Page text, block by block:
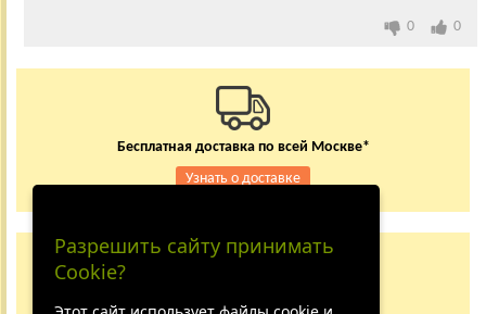
0 0
Бесплатная доставка по всей Москве*
Узнать о доставке
Заказывайте по телефону
8 (800) 333-62-84
Разрешить сайту принимать
Cookie?